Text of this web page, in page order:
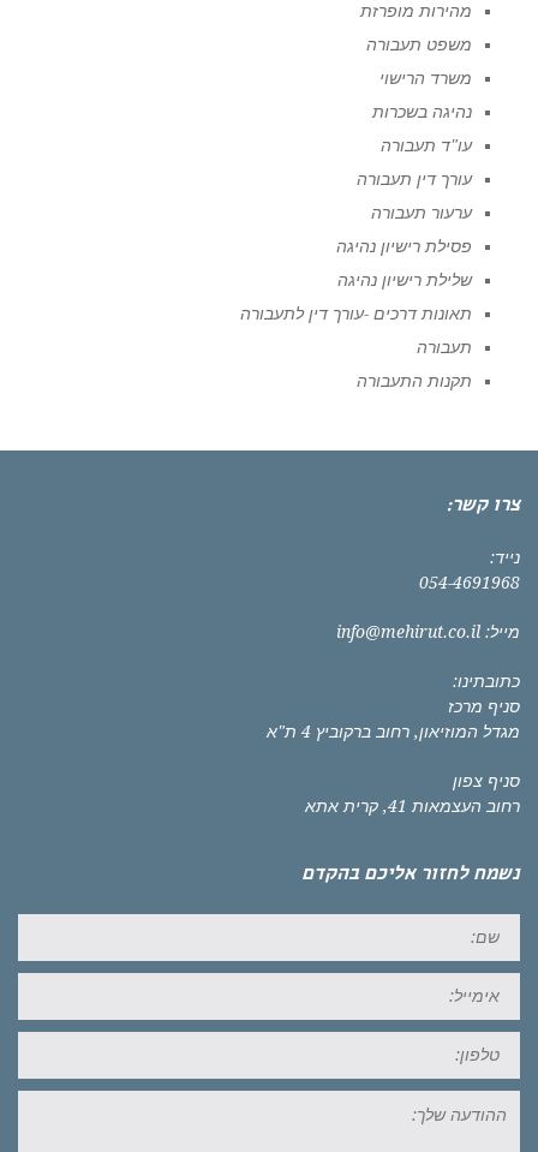
מהירות מופרזת
משפט תעבורה
משרד הרישוי
נהיגה בשכרות
עו"ד תעבורה
עורך דין תעבורה
ערעור תעבורה
פסילת רישיון נהיגה
שלילת רישיון נהיגה
תאונות דרכים -עורך דין לתעבורה
תעבורה
תקנות התעבורה
צרו קשר:
נייד:
054-4691968
מייל: info@mehirut.co.il
כתובתינו:
סניף מרכז
מגדל המוזיאון, רחוב ברקוביץ 4 ת"א
סניף צפון
רחוב העצמאות 41, קרית אתא
נשמח לחזור אליכם בהקדם
שלך: